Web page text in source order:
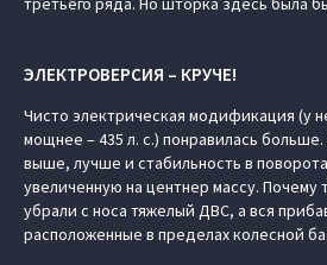
ЭЛЕКТРОВЕРСИЯ – КРУЧЕ!
Чисто электрическая модификация (у
мощнее – 435 л. с.) понравилась
выше, лучше и стабильность в
увеличенную на центнер массу. Почему
убрали с носа тяжелый ДВС, а вся
расположенные в пределах колесной